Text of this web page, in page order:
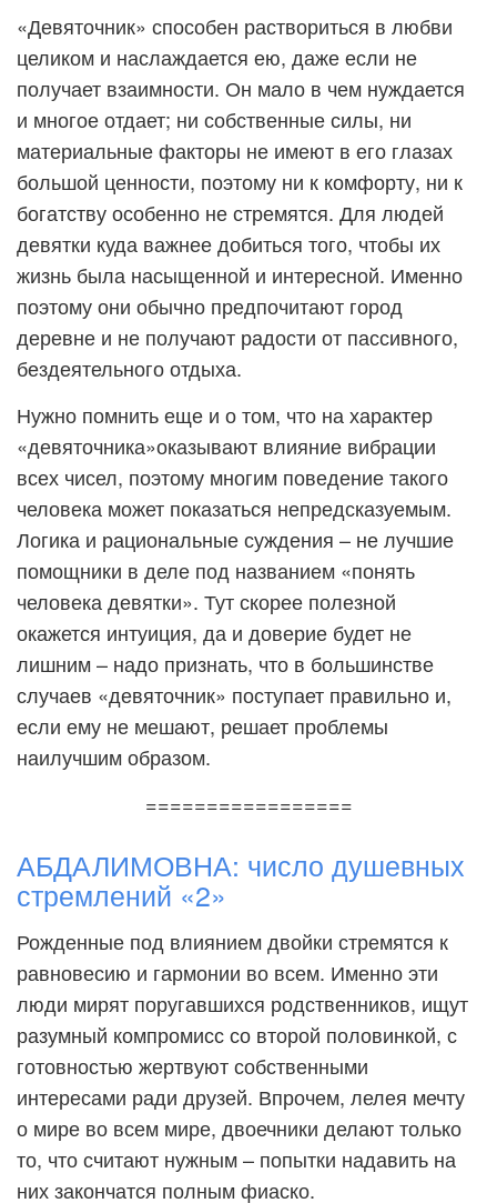
«Девяточник» способен раствориться в любви
целиком и наслаждается ею, даже если не
получает взаимности. Он мало в чем нуждается
и многое отдает; ни собственные силы, ни
материальные факторы не имеют в его глазах
большой ценности, поэтому ни к комфорту, ни к
богатству особенно не стремятся. Для людей
девятки куда важнее добиться того, чтобы их
жизнь была насыщенной и интересной. Именно
поэтому они обычно предпочитают город
деревне и не получают радости от пассивного,
бездеятельного отдыха.
Нужно помнить еще и о том, что на характер
«девяточника»оказывают влияние вибрации
всех чисел, поэтому многим поведение такого
человека может показаться непредсказуемым.
Логика и рациональные суждения – не лучшие
помощники в деле под названием «понять
человека девятки». Тут скорее полезной
окажется интуиция, да и доверие будет не
лишним – надо признать, что в большинстве
случаев «девяточник» поступает правильно и,
если ему не мешают, решает проблемы
наилучшим образом.
=================
АБДАЛИМОВНА: число душевных
стремлений «2»
Рожденные под влиянием двойки стремятся к
равновесию и гармонии во всем. Именно эти
люди мирят поругавшихся родственников, ищут
разумный компромисс со второй половинкой, с
готовностью жертвуют собственными
интересами ради друзей. Впрочем, лелея мечту
о мире во всем мире, двоечники делают только
то, что считают нужным – попытки надавить на
них закончатся полным фиаско.